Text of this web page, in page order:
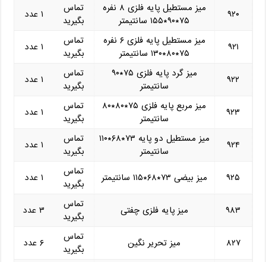
۹۲۰
میز مستطیل پایه فلزی ۸ نفره
۷۵*۹۰*۱۵۵ سانتیمتر
تماس
بگیرید
۱ عدد
۹۲۱
میز مستطیل پایه فلزی ۶ نفره
۷۵*۸۰*۱۳۰ سانتیمتر
تماس
بگیرید
۱ عدد
۹۲۲
میز گرد پایه فلزی ۷۵*۹۰
سانتیمتر
تماس
بگیرید
۱ عدد
۹۲۳
میز مربع پایه فلزی ۷۵*۸۰*۸۰
سانتیمتر
تماس
بگیرید
۱ عدد
۹۲۴
میز مستطیل دو پایه ۷۳*۶۸*۱۱۰
سانتیمتر
تماس
بگیرید
۱ عدد
۹۲۵ میز بیضی ۷۳*۶۸*۱۱۵ سانتیمتر
تماس
بگیرید
۱ عدد
۹۸۳ میز پایه فلزی چفتی
تماس
بگیرید
۳ عدد
۸۲۷ میز تحریر نگین
تماس
بگیرید
۶ عدد